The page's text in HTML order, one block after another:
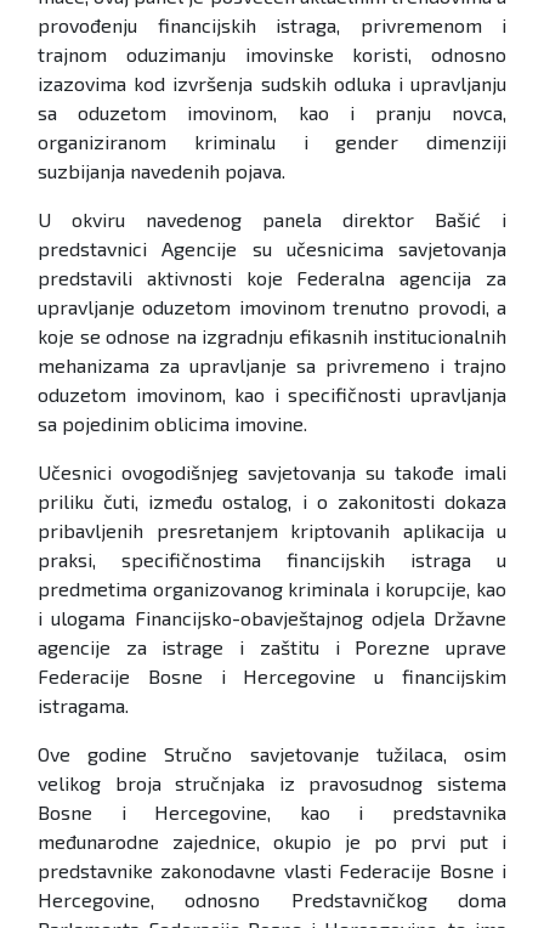
provođenju financijskih istraga, privremenom i
trajnom oduzimanju imovinske koristi, odnosno
izazovima kod izvršenja sudskih odluka i upravljanju
sa oduzetom imovinom, kao i pranju novca,
organiziranom kriminalu i gender dimenziji
suzbijanja navedenih pojava.
U okviru navedenog panela direktor Bašić i
predstavnici Agencije su učesnicima savjetovanja
predstavili aktivnosti koje Federalna agencija za
upravljanje oduzetom imovinom trenutno provodi, a
koje se odnose na izgradnju efikasnih institucionalnih
mehanizama za upravljanje sa privremeno i trajno
oduzetom imovinom, kao i specifičnosti upravljanja
sa pojedinim oblicima imovine.
Učesnici ovogodišnjeg savjetovanja su takođe imali
priliku čuti, između ostalog, i o zakonitosti dokaza
pribavljenih presretanjem kriptovanih aplikacija u
praksi, specifičnostima financijskih istraga u
predmetima organizovanog kriminala i korupcije, kao
i ulogama Financijsko-obavještajnog odjela Državne
agencije za istrage i zaštitu i Porezne uprave
Federacije Bosne i Hercegovine u financijskim
istragama.
Ove godine Stručno savjetovanje tužilaca, osim
velikog broja stručnjaka iz pravosudnog sistema
Bosne i Hercegovine, kao i predstavnika
međunarodne zajednice, okupio je po prvi put i
predstavnike zakonodavne vlasti Federacije Bosne i
Hercegovine, odnosno Predstavničkog doma